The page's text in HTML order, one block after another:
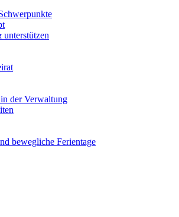
der Verwaltung
bewegliche Ferientage